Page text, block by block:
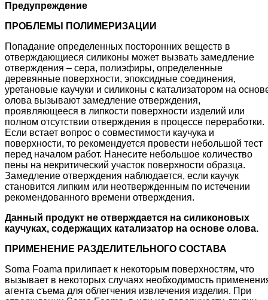
Предупреждение
ПРОБЛЕМЫ ПОЛИМЕРИЗАЦИИ
Попадание определенных посторонних веществ в
отверждающиеся силиконы может вызвать замедление
отверждения – сера, полиэфиры, определенные
деревянные поверхности, эпоксидные соединения,
уретановые каучуки и силиконы с катализатором на
олова вызывают замедление отверждения,
проявляющееся в липкости поверхности изделий или
полном отсутствии отверждения в процессе переработки.
Если встает вопрос о совместимости каучука и
поверхности, то рекомендуется провести небольшой тест
перед началом работ. Нанесите небольшое количество
пены на некритический участок поверхности образца.
Замедление отверждения наблюдается, если каучук
становится липким или неотвержденным по истечении
рекомендованного времени отверждения.
Данный продукт не отверждается на силиконовых
каучуках, содержащих катализатор на основе олова.
ПРИМЕНЕНИЕ РАЗДЕЛИТЕЛЬНОГО СОСТАВА
Soma Foama прилипает к некоторым поверхностям, что
вызывает в некоторых случаях необходимость
агента съема для облегчения извлечения изделия. При